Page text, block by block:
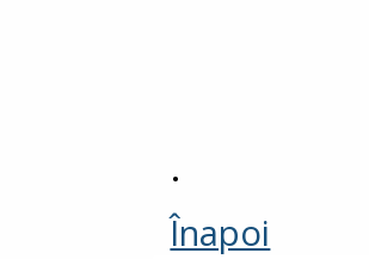
.
Înapoi